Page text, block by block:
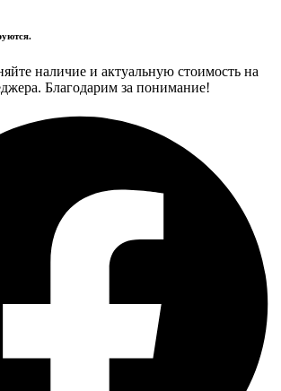
наличие и актуальную стоимость на
Благодарим за понимание!